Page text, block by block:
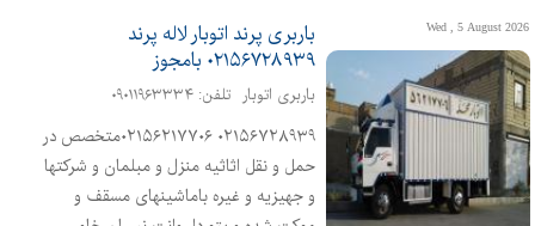
وانت کامیون ایسوزو هیونداکامیونت
شهروشهرستان شبانه روز بابیمه بارنامه
بامدیریت مرادی
Wed , 5 August 2026
باربری پرند اتوبار لاله پرند
۰۲۱۵۶۷۲۸۹۳۹ بامجوز
باربری اتوبار تلفن: ۰۹۰۱۱۹۶۳۳۳۴
۰۲۱۵۶۷۲۸۹۳۹ ۰۲۱۵۶۲۱۷۷۰۶متخصص در
حمل و نقل اثاثیه منزل و مبلمان و شرکتها
و جهیزیه و غیره باماشینهای مسقف و